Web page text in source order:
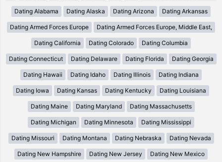
Dating Alabama Dating Alaska Dating Arizona Dating Arkansas
Dating Armed Forces Europe Dating Armed Forces Europe, Middle East,
Dating California Dating Colorado Dating Columbia
Dating Connecticut Dating Delaware Dating Florida Dating Georgia
Dating Hawaii Dating Idaho Dating Illinois Dating Indiana
Dating Iowa Dating Kansas Dating Kentucky Dating Louisiana
Dating Maine Dating Maryland Dating Massachusetts
Dating Michigan Dating Minnesota Dating Mississippi
Dating Missouri Dating Montana Dating Nebraska Dating Nevada
Dating New Hampshire Dating New Jersey Dating New Mexico